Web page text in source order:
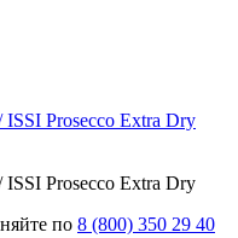
Prosecco Extra Dry
Prosecco Extra Dry
по 8 (800) 350 29 40